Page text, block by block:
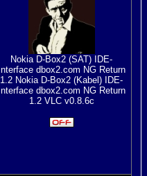
Nokia D-Box2 (SAT) IDE-
Interface dbox2.com NG Return
1.2 Nokia D-Box2 (Kabel) IDE-
Interface dbox2.com NG Return
1.2 VLC v0.8.6c